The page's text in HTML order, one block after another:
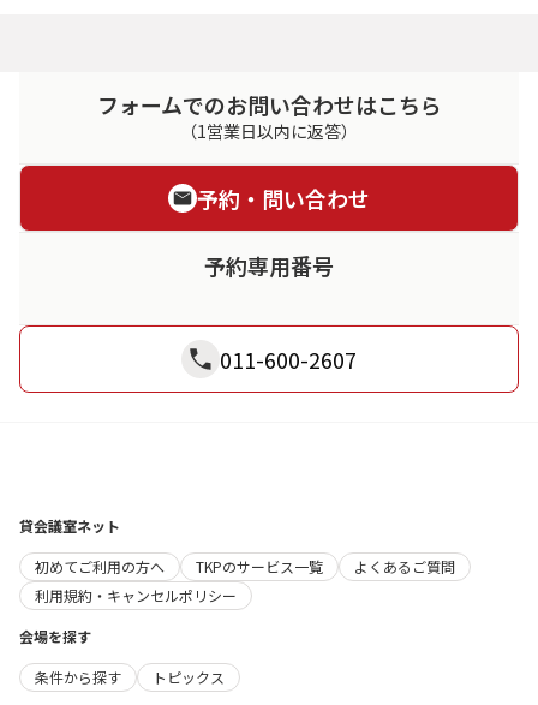
フォームでのお問い合わせはこちら
（1営業日以内に返答）
予約・問い合わせ
予約専用番号
011-600-2607
貸会議室ネット
初めてご利用の方へ
TKPのサービス一覧
よくあるご質問
利用規約・キャンセルポリシー
会場を探す
条件から探す
トピックス